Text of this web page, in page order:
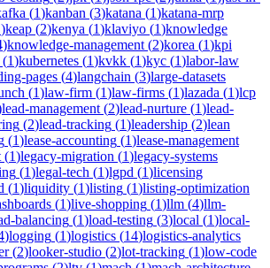
(1)kanban (3)katana (1)katana-mrp
)keap (2)kenya (1)klaviyo (1)knowledge
)knowledge-management (2)korea (1)kpi
(1)kubernetes (1)kvkk (1)kyc (1)labor-law
pages (4)langchain (3)large-datasets
(1)law-firm (1)law-firms (1)lazada (1)lcp
lead-management (2)lead-nurture (1)lead-
(2)lead-tracking (1)leadership (2)lean
(1)lease-accounting (1)lease-management
(1)legacy-migration (1)legacy-systems
(1)legal-tech (1)lgpd (1)licensing
(1)liquidity (1)listing (1)listing-optimization
(1)live-shopping (1)llm (4)llm-
balancing (1)load-testing (3)local (1)local-
)logging (1)logistics (14)logistics-analytics
(2)looker-studio (2)lot-tracking (1)low-code